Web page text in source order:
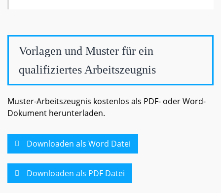
Vorlagen und Muster für ein
qualifiziertes Arbeitszeugnis
Muster-Arbeitszeugnis kostenlos als PDF- oder Word-
Dokument herunterladen.
Downloaden als Word Datei
Downloaden als PDF Datei